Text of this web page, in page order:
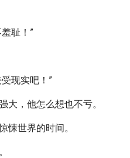
耻！”
现实吧！”
大，他怎么想也不亏。
悚世界的时间。